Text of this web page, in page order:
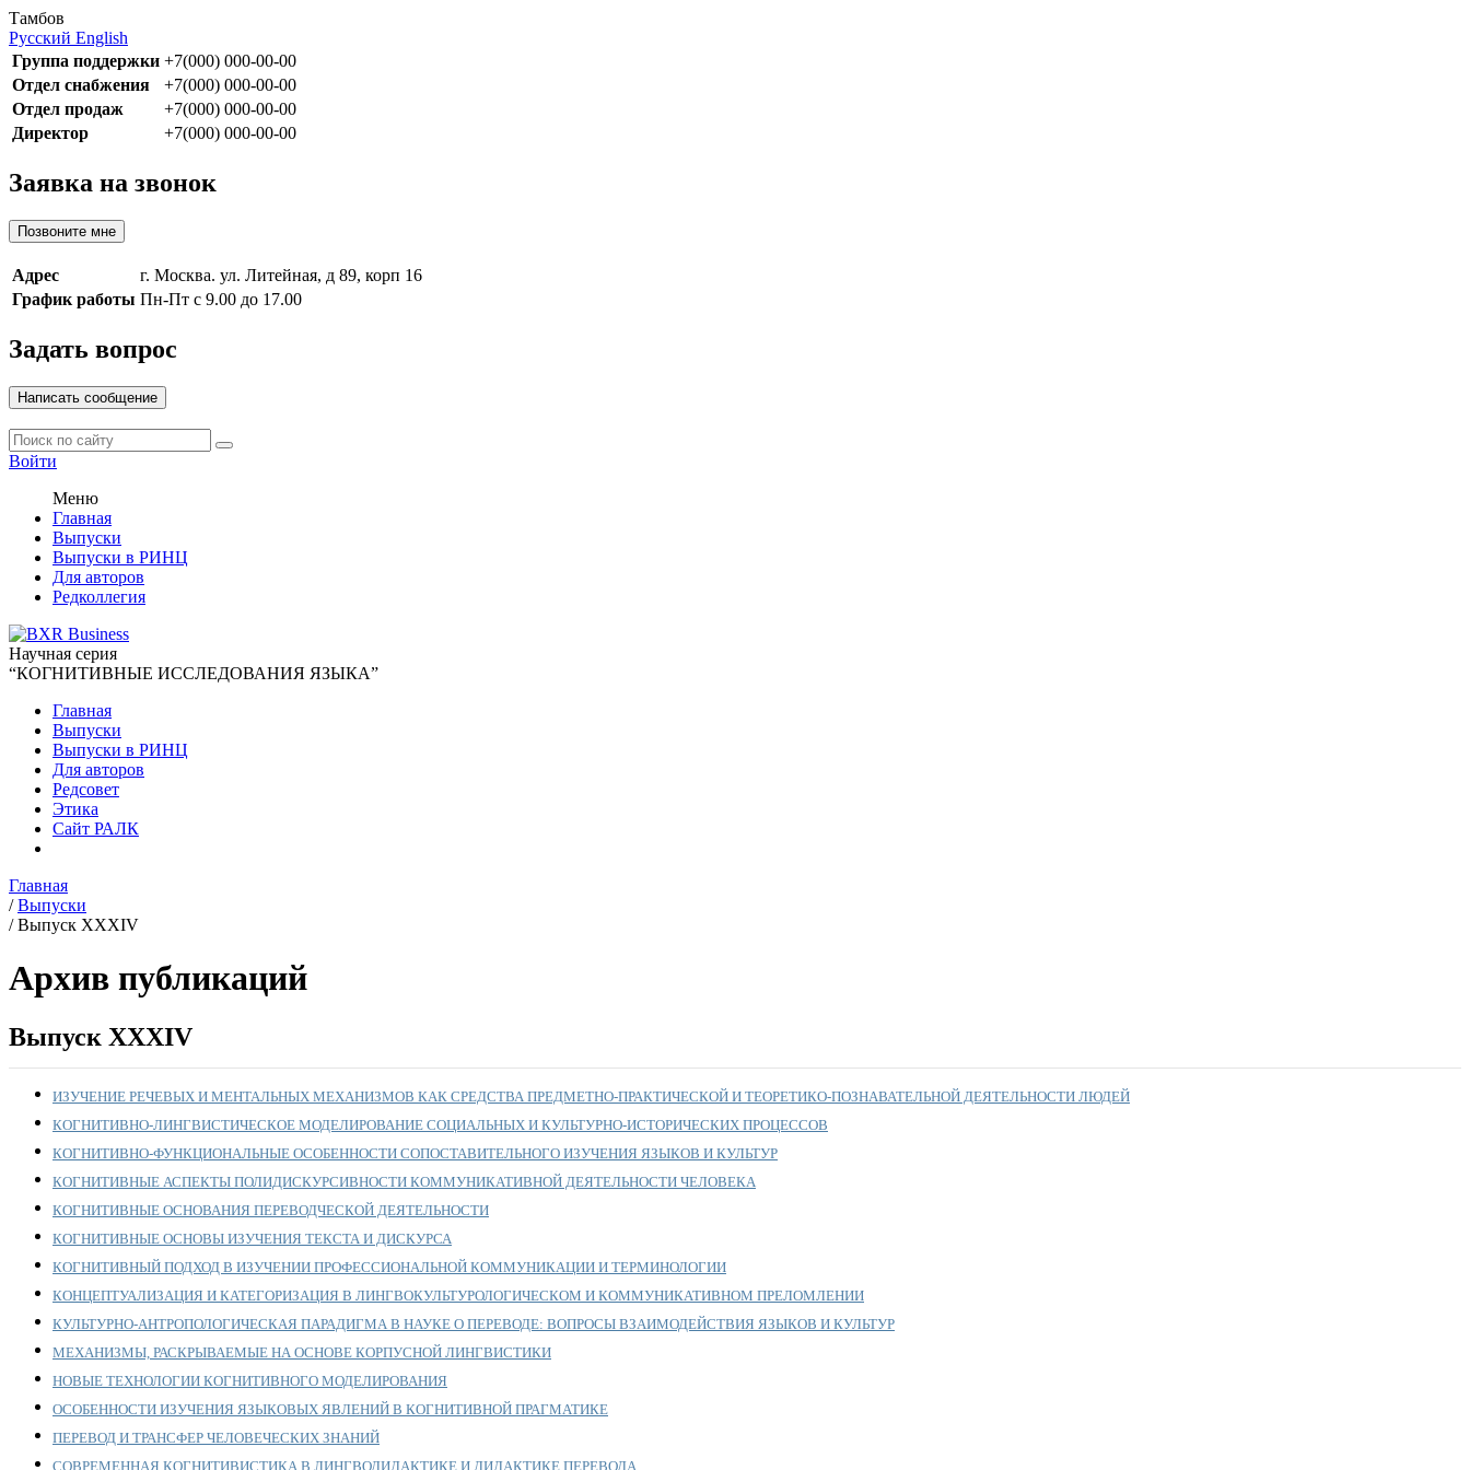
Тамбов
Русский English
Группа поддержки +7(000) 000-00-00
Отдел снабжения
+7(000) 000-00-00
Отдел продаж
+7(000) 000-00-00
Директор
+7(000) 000-00-00
Заявка на звонок
Позвоните мне
Адрес
г. Москва. ул. Литейная, д 89, корп 16
График работы Пн-Пт с 9.00 до 17.00
Задать вопрос
Написать сообщение
Войти
Меню
Главная
Выпуски
Выпуски в РИНЦ
Для авторов
Редколлегия
Научная серия
“КОГНИТИВНЫЕ ИССЛЕДОВАНИЯ ЯЗЫКА”
Главная
Выпуски
Выпуски в РИНЦ
Для авторов
Редсовет
Этика
Сайт РАЛК
Главная
/ Выпуски
/ Выпуск XXXIV
Архив публикаций
Выпуск XXXIV
ИЗУЧЕНИЕ РЕЧЕВЫХ И МЕНТАЛЬНЫХ МЕХАНИЗМОВ КАК СРЕДСТВА ПРЕДМЕТНО-ПРАКТИЧЕСКОЙ И ТЕОРЕТИКО-ПОЗНАВАТЕЛЬНОЙ ДЕЯТЕЛЬНОСТИ ЛЮДЕЙ
КОГНИТИВНО-ЛИНГВИСТИЧЕСКОЕ МОДЕЛИРОВАНИЕ СОЦИАЛЬНЫХ И КУЛЬТУРНО-ИСТОРИЧЕСКИХ ПРОЦЕССОВ
КОГНИТИВНО-ФУНКЦИОНАЛЬНЫЕ ОСОБЕННОСТИ СОПОСТАВИТЕЛЬНОГО ИЗУЧЕНИЯ ЯЗЫКОВ И КУЛЬТУР
КОГНИТИВНЫЕ АСПЕКТЫ ПОЛИДИСКУРСИВНОСТИ КОММУНИКАТИВНОЙ ДЕЯТЕЛЬНОСТИ ЧЕЛОВЕКА
КОГНИТИВНЫЕ ОСНОВАНИЯ ПЕРЕВОДЧЕСКОЙ ДЕЯТЕЛЬНОСТИ
КОГНИТИВНЫЕ ОСНОВЫ ИЗУЧЕНИЯ ТЕКСТА И ДИСКУРСА
КОГНИТИВНЫЙ ПОДХОД В ИЗУЧЕНИИ ПРОФЕССИОНАЛЬНОЙ КОММУНИКАЦИИ И ТЕРМИНОЛОГИИ
КОНЦЕПТУАЛИЗАЦИЯ И КАТЕГОРИЗАЦИЯ В ЛИНГВОКУЛЬТУРОЛОГИЧЕСКОМ И КОММУНИКАТИВНОМ ПРЕЛОМЛЕНИИ
КУЛЬТУРНО-АНТРОПОЛОГИЧЕСКАЯ ПАРАДИГМА В НАУКЕ О ПЕРЕВОДЕ: ВОПРОСЫ ВЗАИМОДЕЙСТВИЯ ЯЗЫКОВ И КУЛЬТУР
МЕХАНИЗМЫ, РАСКРЫВАЕМЫЕ НА ОСНОВЕ КОРПУСНОЙ ЛИНГВИСТИКИ
НОВЫЕ ТЕХНОЛОГИИ КОГНИТИВНОГО МОДЕЛИРОВАНИЯ
ОСОБЕННОСТИ ИЗУЧЕНИЯ ЯЗЫКОВЫХ ЯВЛЕНИЙ В КОГНИТИВНОЙ ПРАГМАТИКЕ
ПЕРЕВОД И ТРАНСФЕР ЧЕЛОВЕЧЕСКИХ ЗНАНИЙ
СОВРЕМЕННАЯ КОГНИТИВИСТИКА В ЛИНГВОДИДАКТИКЕ И ДИДАКТИКЕ ПЕРЕВОДА